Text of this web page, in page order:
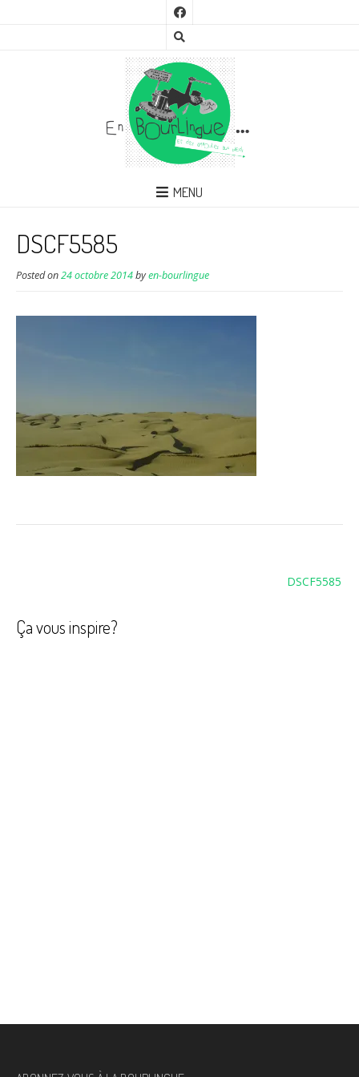
MENU
DSCF5585
Posted on24 octobre 2014byen-bourlingue
DSCF5585
Ça vous inspire?